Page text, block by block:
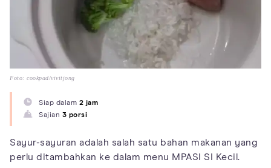
Foto: cookpad/vivitjong
Siap dalam 2 jam
Sajian 3 porsi
Sayur-sayuran adalah salah satu bahan makanan yang
perlu ditambahkan ke dalam menu MPASI SI Kecil.